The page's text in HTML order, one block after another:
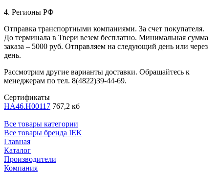
4. Регионы РФ
Отправка транспортными компаниями. За счет покупателя.
До терминала в Твери везем бесплатно. Минимальная сумма
заказа – 5000 руб. Отправляем на следующий день или через
день.
Рассмотрим другие варианты доставки. Обращайтесь к
менеджерам по тел. 8(4822)39-44-69.
Сертификаты
HA46.H00117 767,2 кб
Все товары категории
Все товары бренда IEK
Главная
Каталог
Производители
Компания